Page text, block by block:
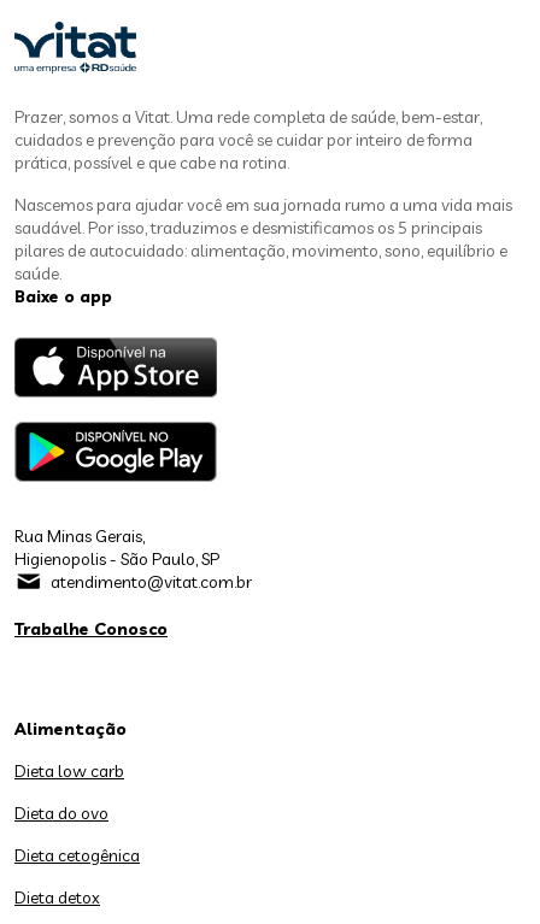
Prazer, somos a Vitat. Uma rede completa de saúde, bem-estar,
cuidados e prevenção para você se cuidar por inteiro de forma
prática, possível e que cabe na rotina.
Nascemos para ajudar você em sua jornada rumo a uma vida mais
saudável. Por isso, traduzimos e desmistificamos os 5 principais
pilares de autocuidado: alimentação, movimento, sono, equilíbrio e
saúde.
Baixe o app
Rua Minas Gerais,
Higienopolis - São Paulo, SP
atendimento@vitat.com.br
Trabalhe Conosco
Alimentação
Dieta low carb
Dieta do ovo
Dieta cetogênica
Dieta detox